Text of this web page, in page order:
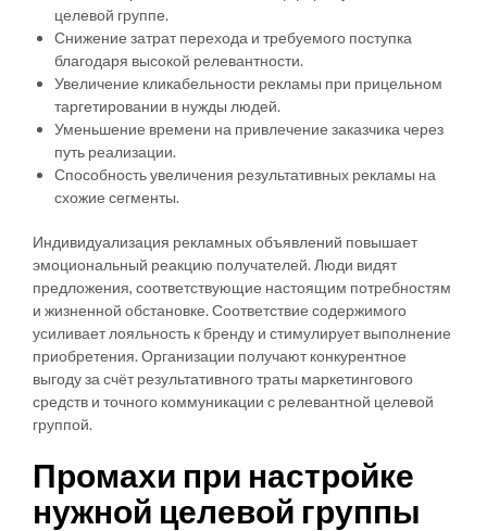
целевой группе.
Снижение затрат перехода и требуемого поступка
благодаря высокой релевантности.
Увеличение кликабельности рекламы при прицельном
таргетировании в нужды людей.
Уменьшение времени на привлечение заказчика через
путь реализации.
Способность увеличения результативных рекламы на
схожие сегменты.
Индивидуализация рекламных объявлений повышает
эмоциональный реакцию получателей. Люди видят
предложения, соответствующие настоящим потребностям
и жизненной обстановке. Соответствие содержимого
усиливает лояльность к бренду и стимулирует выполнение
приобретения. Организации получают конкурентное
выгоду за счёт результативного траты маркетингового
средств и точного коммуникации с релевантной целевой
группой.
Промахи при настройке
нужной целевой группы